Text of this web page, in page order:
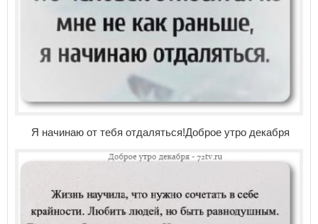
Я начинаю от тебя отдаляться!Доброе утро декабря